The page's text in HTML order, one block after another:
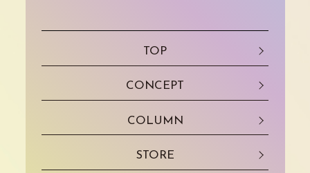
TOP
CONCEPT
COLUMN
STORE